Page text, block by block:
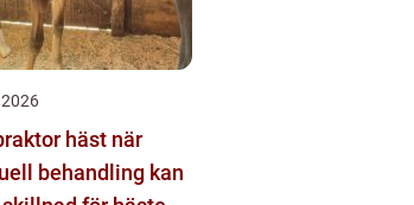
häst när
behandling kan